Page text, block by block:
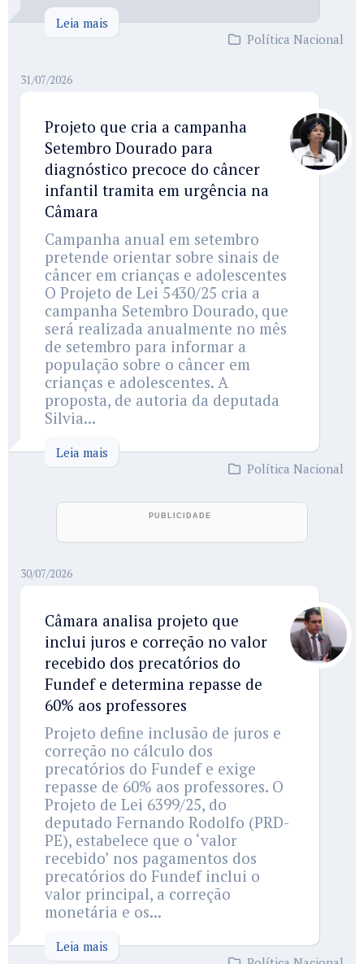
Leia mais
Política Nacional
31/07/2026
Projeto que cria a campanha
Setembro Dourado para
diagnóstico precoce do câncer
infantil tramita em urgência na
Câmara
Campanha anual em setembro
pretende orientar sobre sinais de
câncer em crianças e adolescentes
O Projeto de Lei 5430/25 cria a
campanha Setembro Dourado, que
será realizada anualmente no mês
de setembro para informar a
população sobre o câncer em
crianças e adolescentes. A
proposta, de autoria da deputada
Silvia...
Leia mais
Política Nacional
30/07/2026
Câmara analisa projeto que
inclui juros e correção no valor
recebido dos precatórios do
Fundef e determina repasse de
60% aos professores
Projeto define inclusão de juros e
correção no cálculo dos
precatórios do Fundef e exige
repasse de 60% aos professores. O
Projeto de Lei 6399/25, do
deputado Fernando Rodolfo (PRD-
PE), estabelece que o ‘valor
recebido’ nos pagamentos dos
precatórios do Fundef inclui o
valor principal, a correção
monetária e os...
Leia mais